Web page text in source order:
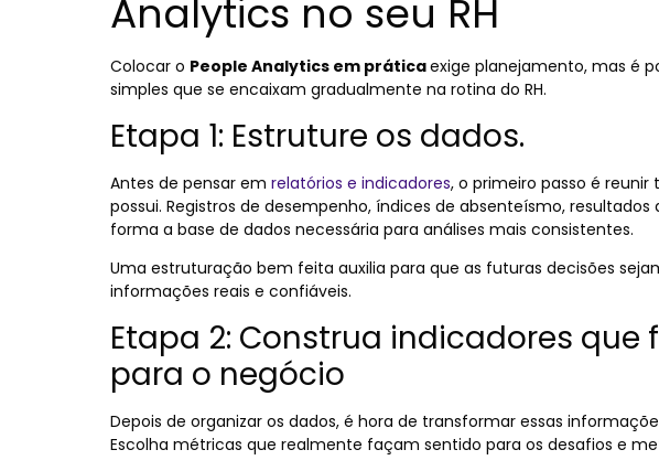
Analytics no seu RH
Colocar o People Analytics em práticaexige planejamento, mas é
simples que se encaixam gradualmente na rotina do RH.
Etapa 1: Estruture os dados.
Antes de pensar em relatórios e indicadores, o primeiro passo é
possui. Registros de desempenho, índices de absenteísmo,
forma a base de dados necessária para análises mais consistentes.
Uma estruturação bem feita auxilia para que as futuras decisões
informações reais e confiáveis.
Etapa 2: Construa indicadores
para o negócio
Depois de organizar os dados, é hora de transformar essas
Escolha métricas que realmente façam sentido para os desafios e